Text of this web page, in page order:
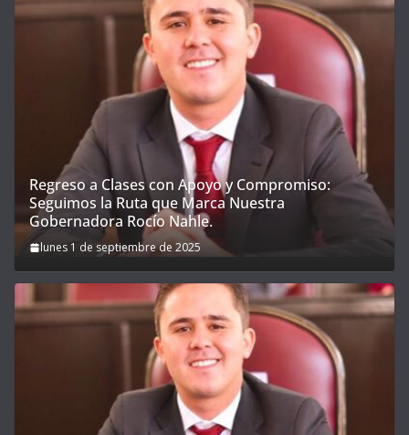
Regreso a Clases con Apoyo y Compromiso:
Seguimos la Ruta que Marca Nuestra
Gobernadora Rocío Nahle.
lunes 1 de septiembre de 2025